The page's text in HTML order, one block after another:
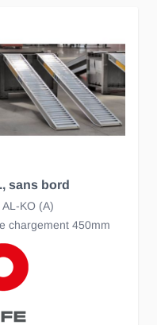
sans bord
KO (A)
chargement 450mm